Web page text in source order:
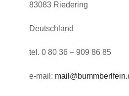
83083 Riedering
Deutschland
tel. 0 80 36 – 909 86 85
e-mail: